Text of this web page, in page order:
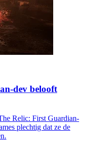
dev belooft
Relic: First Guardian-
plechtig dat ze de